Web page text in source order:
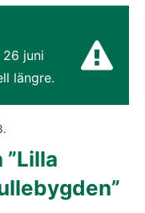
26 juni
längre.
.